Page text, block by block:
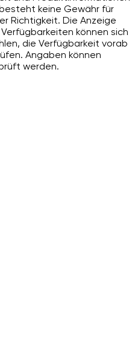
keine Gewähr für
Richtigkeit. Die Anzeige
können sich
die Verfügbarkeit vorab
Angaben können
werden.